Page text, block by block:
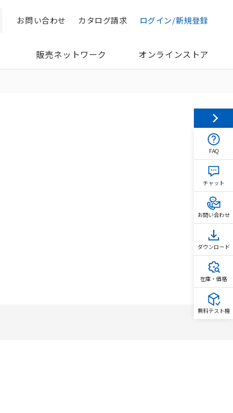
検索 ログイン/新規登録
カタログ請求
お問い合わせ
販売ネットワーク オンラインストア
FAQ
チャット
お問い合わせ
ダウンロード
在庫・価格
無料テスト機